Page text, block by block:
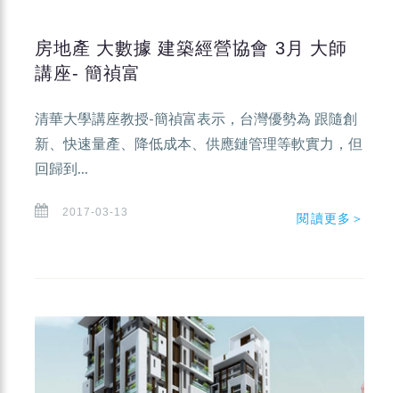
房地產 大數據 建築經營協會 3月 大師
講座- 簡禎富
清華大學講座教授-簡禎富表示，台灣優勢為 跟隨創
新、快速量產、降低成本、供應鏈管理等軟實力，但
回歸到...
2017-03-13 閱讀更多＞